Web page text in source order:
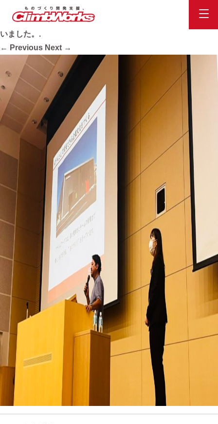
IMG_6869
Published2023.7.18at2048 × 1536
専修大学にて講義を行
いました。 .
← Previous Next →